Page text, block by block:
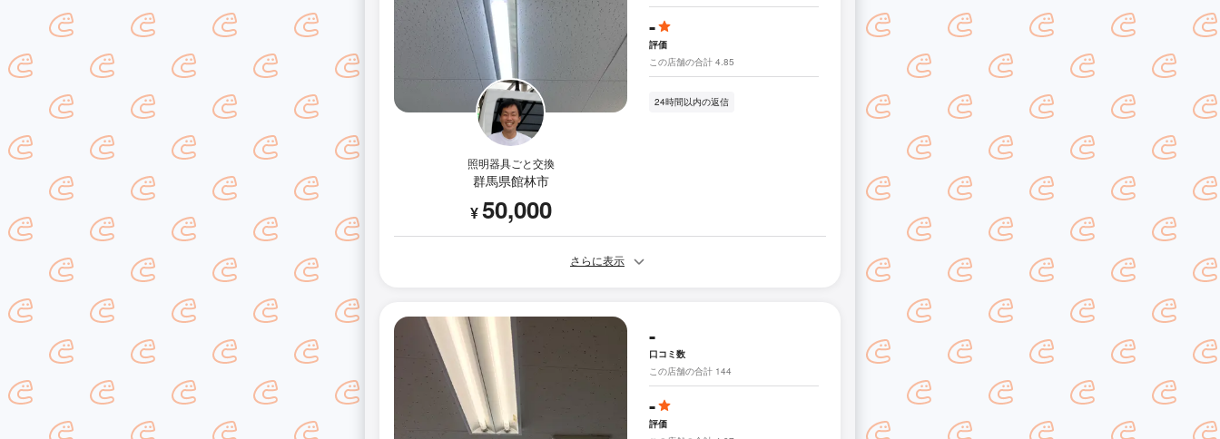
照明器具ごと交換
群馬県館林市
¥50,000
-
評価
この店舗の合計 4.85
24時間以内の返信
さらに表示
-
口コミ数
この店舗の合計 144
-
評価